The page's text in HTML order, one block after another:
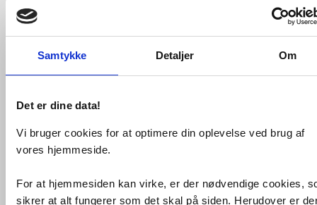
Samtykke Detaljer Om
Det er dine data!
Vi bruger cookies for at optimere din oplevelse ved brug af
vores hjemmeside.
For at hjemmesiden kan virke, er der nødvendige cookies,
sikrer at alt fungerer som det skal på siden. Herudover er
Grohe Essence New
VVS nr. 701349104